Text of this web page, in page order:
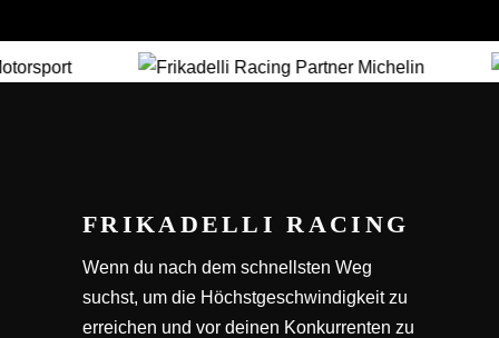
FRIKADELLI RACING
Wenn du nach dem schnellsten Weg
suchst, um die Höchstgeschwindigkeit zu
erreichen und vor deinen Konkurrenten zu